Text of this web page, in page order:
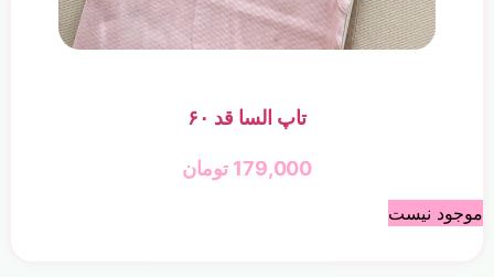
تاپ السا قد ۶۰
179,000 تومان
موجود نیست